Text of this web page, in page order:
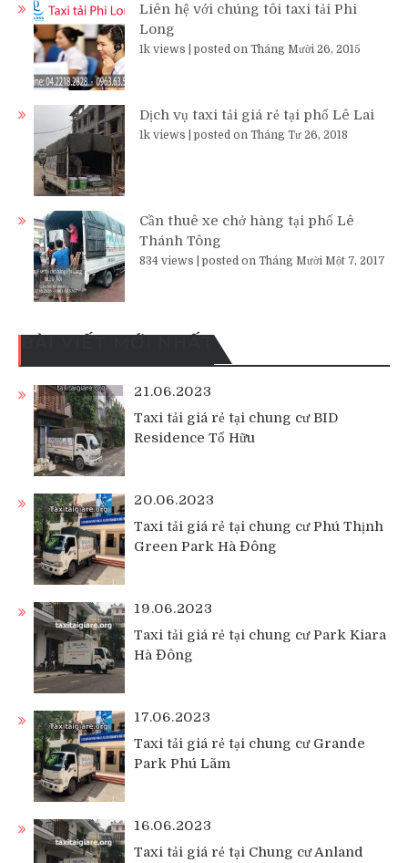
Liên hệ với chúng tôi taxi tải Phi
Long
1k views posted on Tháng Mười 26, 2015
Dịch vụ taxi tải giá rẻ tại phố Lê Lai
1k views posted on Tháng Tư 26, 2018
Cần thuê xe chở hàng tại phố Lê
Thánh Tông
834 views posted on Tháng Mười Một 7, 2017
BÀI VIẾT MỚI NHẤT
21.06.2023
Taxi tải giá rẻ tại chung cư BID
Residence Tố Hữu
20.06.2023
Taxi tải giá rẻ tại chung cư Phú Thịnh
Green Park Hà Đông
19.06.2023
Taxi tải giá rẻ tại chung cư Park Kiara
Hà Đông
17.06.2023
Taxi tải giá rẻ tại chung cư Grande
Park Phú Lãm
16.06.2023
Taxi tải giá rẻ tại Chung cư Anland